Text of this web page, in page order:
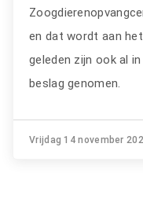
en dat wordt aan
geleden zijn ook al
beslag genomen.
Vrijdag 14 november